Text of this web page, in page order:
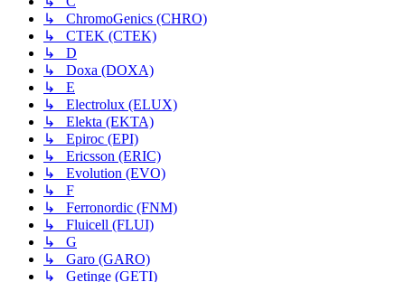
↳ ChromoGenics (CHRO)
↳ CTEK (CTEK)
↳ D
↳ Doxa (DOXA)
↳ E
↳ Electrolux (ELUX)
↳ Elekta (EKTA)
↳ Epiroc (EPI)
↳ Ericsson (ERIC)
↳ Evolution (EVO)
↳ F
↳ Ferronordic (FNM)
↳ Fluicell (FLUI)
↳ G
↳ Garo (GARO)
↳ Getinge (GETI)